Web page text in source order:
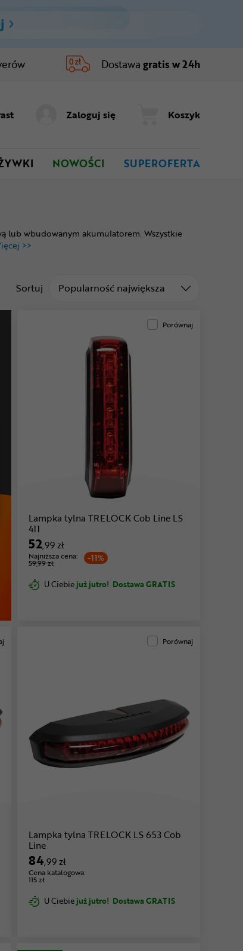
Dostawa gratis w 24h
Zaloguj się Koszyk
NOWOŚCI SUPEROFERTA
lub wbudowanym akumulatorem. Wszystkie
>>
Sortuj Sortuj od
Popularność największa
Porównaj
Lampka tylna TRELOCK Cob Line LS
411
52,99 zł
-11%
Najniższa cena:
59,99 zł
U Ciebiejuż jutro! Dostawa GRATIS
Porównaj
Lampka tylna TRELOCK LS 653 Cob
Line
84,99 zł
Cena katalogowa:
115 zł
U Ciebiejuż jutro! Dostawa GRATIS